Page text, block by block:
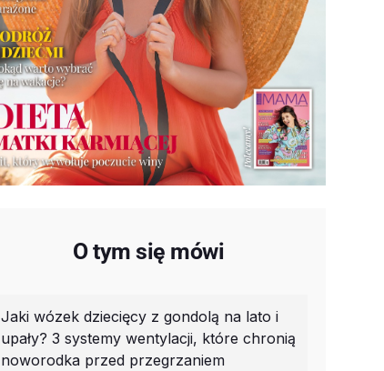
O tym się mówi
Jaki wózek dziecięcy z gondolą na lato i
upały? 3 systemy wentylacji, które chronią
noworodka przed przegrzaniem